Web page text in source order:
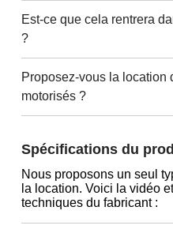
Est-ce que cela rentrera
?
Proposez-vous la location
motorisés ?
Spécifications du
Nous proposons un seul
la location. Voici la vidéo
techniques du fabricant :